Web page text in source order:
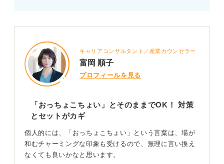
キャリアコンサルタント／産業カウンセラー
富岡 順子
プロフィールを見る
「おっちょこちょい」とそのままでOK！ 対策
とセットがカギ
個人的には、「おっちょこちょい」という言葉は、場が
和むチャーミングな印象も受けるので、無理に言い換え
なくても良いかなと思います。